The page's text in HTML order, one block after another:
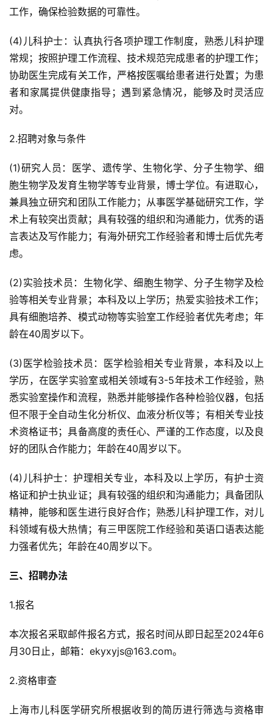
工作，确保检验数据的可靠性。
(4)儿科护士：认真执行各项护理工作制度，熟悉儿科护理
常规；按照护理工作流程、技术规范完成患者的护理工作；
协助医生完成有关工作，严格按医嘱给患者进行处置；为患
者和家属提供健康指导；遇到紧急情况，能够及时灵活应
对。
2.招聘对象与条件
(1)研究人员：医学、遗传学、生物化学、分子生物学、细
胞生物学及发育生物学等专业背景，博士学位。有进取心，
兼具独立研究和团队工作能力；从事医学基础研究工作，学
术上有较突出贡献；具有较强的组织和沟通能力，优秀的语
言表达及写作能力；有海外研究工作经验者和博士后优先考
虑。
(2)实验技术员：生物化学、细胞生物学、分子生物学及检
验等相关专业背景；本科及以上学历；热爱实验技术工作；
具有细胞培养、模式动物等实验室工作经验者优先考虑；年
龄在40周岁以下。
(3)医学检验技术员：医学检验相关专业背景，本科及以上
学历，在医学实验室或相关领域有3-5年技术工作经验，熟
悉实验室操作和流程，熟悉并能够操作各种检验仪器，包括
但不限于全自动生化分析仪、血液分析仪等；有相关专业技
术资格证书；具备高度的责任心、严谨的工作态度，以及良
好的团队合作能力；年龄在40周岁以下。
(4)儿科护士：护理相关专业，本科及以上学历，有护士资
格证和护士执业证；具有较强的组织和沟通能力；具备团队
精神，能够和医生进行良好合作；熟悉儿科护理工作，对儿
科领域有极大热情；有三甲医院工作经验和英语口语表达能
力强者优先；年龄在40周岁以下。
三、招聘办法
1.报名
本次报名采取邮件报名方式，报名时间从即日起至2024年6
月30日止，邮箱：ekyxyjs@163.com。
2.资格审查
上海市儿科医学研究所根据收到的简历进行筛选与资格审